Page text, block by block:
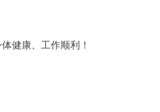
健康、工作顺利！